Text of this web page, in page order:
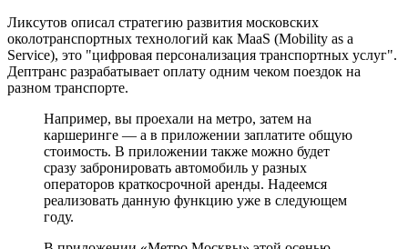
Ликсутов описал стратегию развития московских
околотранспортных технологий как MaaS (Mobility as a
Service), это "цифровая персонализация транспортных услуг".
Дептранс разрабатывает оплату одним чеком поездок на
разном транспорте.
Например, вы проехали на метро, затем на
каршеринге — а в приложении заплатите общую
стоимость. В приложении также можно будет
сразу забронировать автомобиль у разных
операторов краткосрочной аренды. Надеемся
реализовать данную функцию уже в следующем
году.